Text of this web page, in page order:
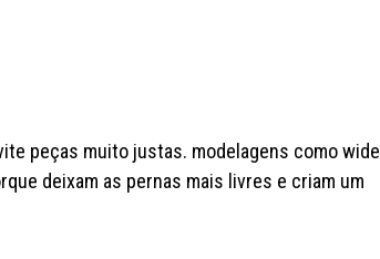
peças muito justas. modelagens como wide
deixam as pernas mais livres e criam um